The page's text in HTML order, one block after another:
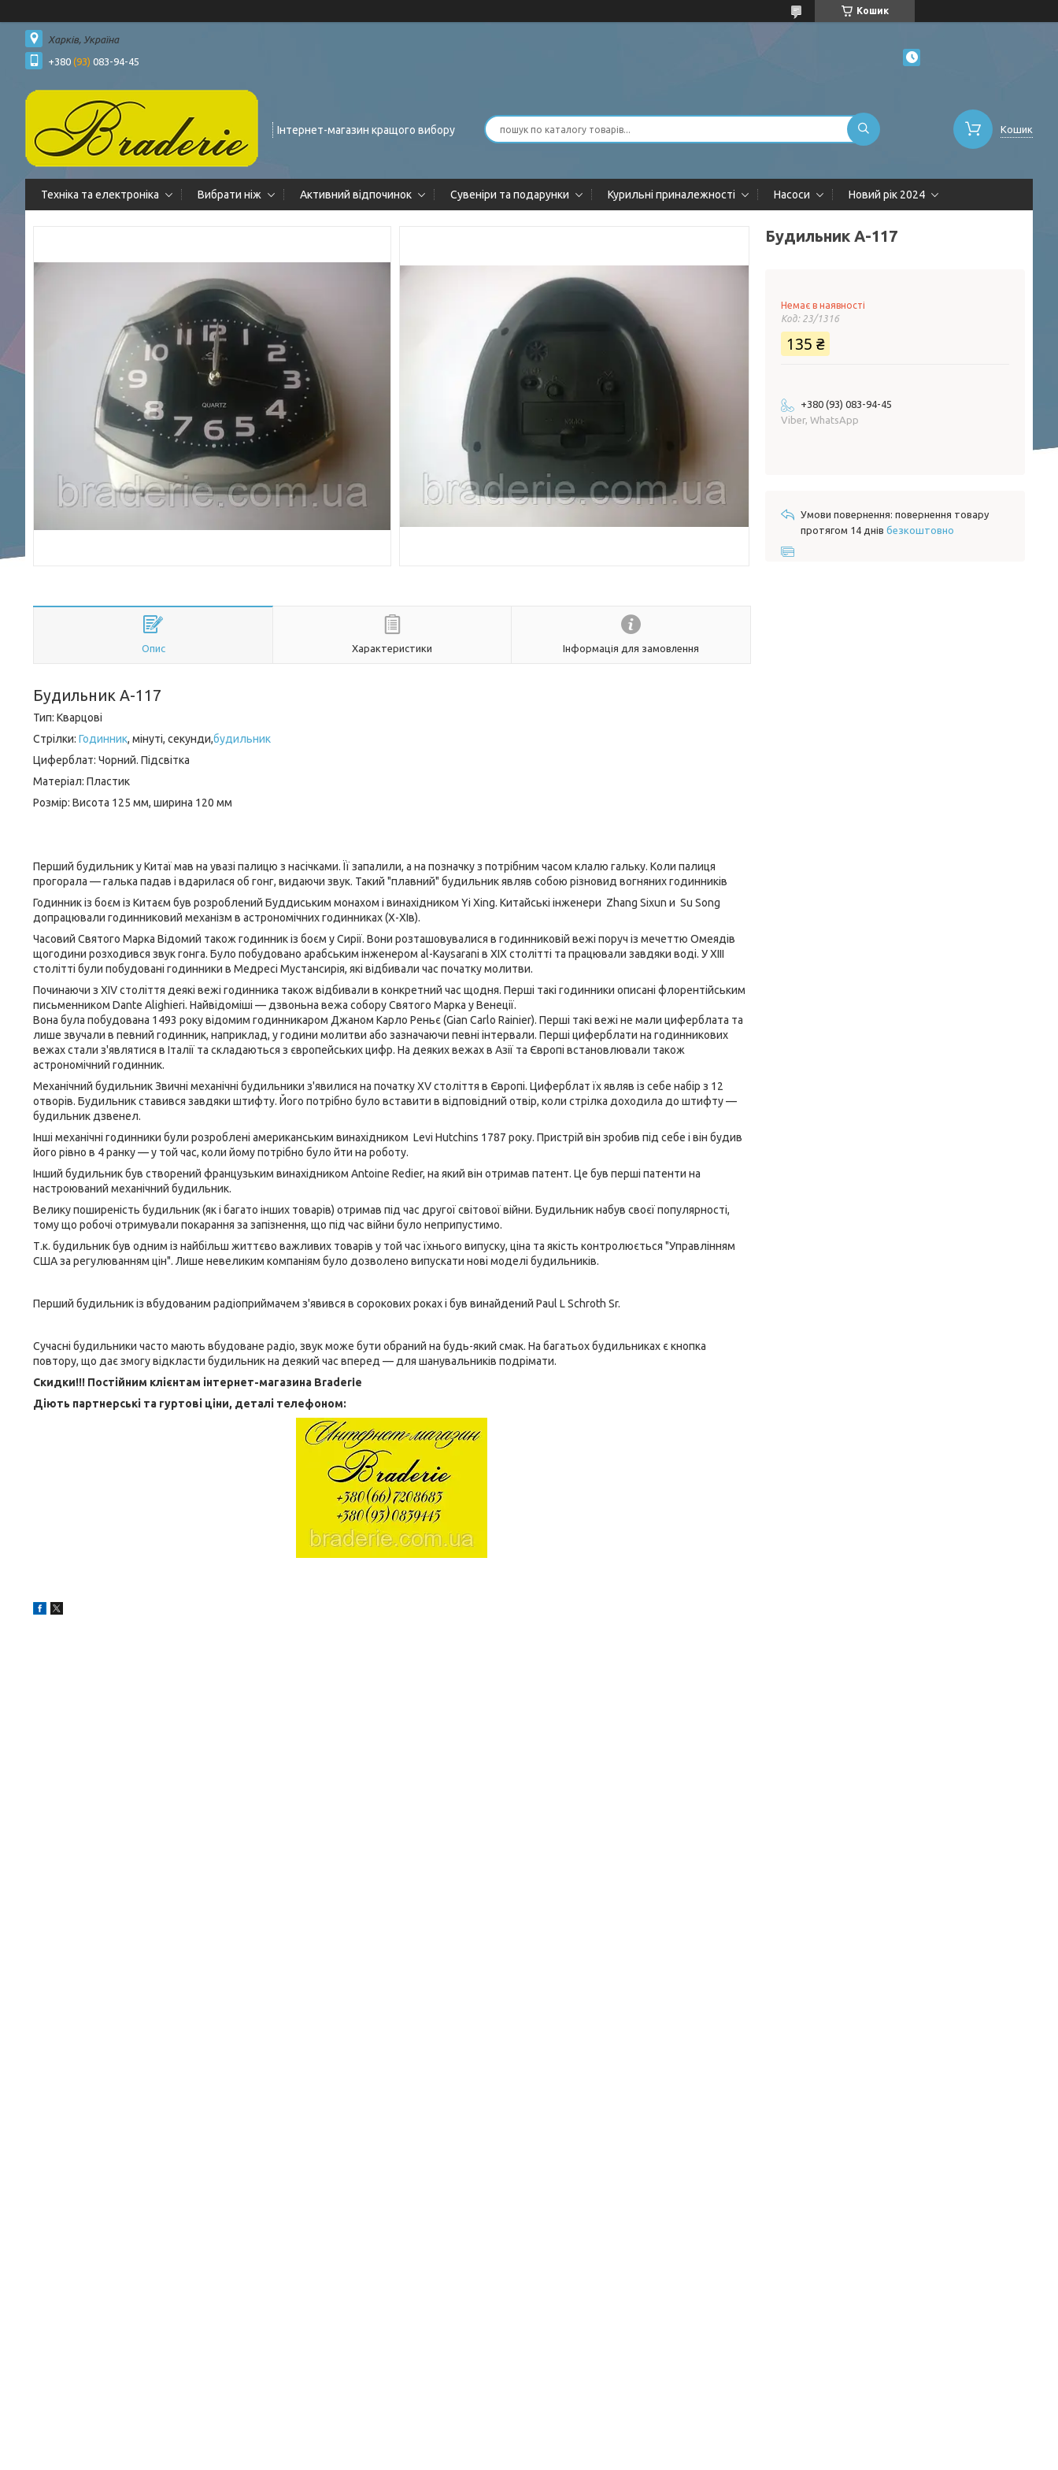
Кошик
Харків, Україна
+380 (93) 083-94-45
Інтернет-магазин кращого вибору Кошик
Техніка та електроніка Вибрати ніж Активний відпочинок Сувеніри та подарунки Курильні приналежності Насоси Новий рік 2024
Опис Характеристики Інформація для замовлення
Будильник A-117
Тип: Кварцові
Стрілки: Годинник, мінуті, секунди,будильник
Циферблат: Чорний. Підсвітка
Матеріал: Пластик
Розмір: Висота 125 мм, ширина 120 мм
Перший будильник у Китаї мав на увазі палицю з насічками. Її запалили, а на позначку з потрібним часом клалю гальку. Коли палиця
прогорала — галька падав і вдарилася об гонг, видаючи звук. Такий "плавний" будильник являв собою різновид вогняних годинників
Годинник із боєм із Китаєм був розроблений Буддиським монахом і винахідником Yi Xing. Китайські інженери Zhang Sixun и Su Song
допрацювали годинниковий механізм в астрономічних годинниках (X-XIв).
Часовий Cвятого Марка Відомий також годинник із боєм у Сирії. Вони розташовувалися в годинниковій вежі поруч із мечеттю Омеядів
щогодини розходився звук гонга. Було побудовано арабським інженером al-Kaysarani в XIX столітті та працювали завдяки воді. У XIII
столітті були побудовані годинники в Медресі Мустансирія, які відбивали час початку молитви.
Починаючи з XIV століття деякі вежі годинника також відбивали в конкретний час щодня. Перші такі годинники описані флорентійським
письменником Dante Alighieri. Найвідоміші — дзвоньна вежа собору Святого Марка у Венеції.
Вона була побудована 1493 року відомим годинникаром Джаном Карло Реньє (Gian Carlo Rainier). Перші такі вежі не мали циферблата та
лише звучали в певний годинник, наприклад, у години молитви або зазначаючи певні інтервали. Перші циферблати на годинникових
вежах стали з'являтися в Італії та складаються з європейських цифр. На деяких вежах в Азії та Європі встановлювали також
астрономічний годинник.
Механічний будильник Звичні механічні будильники з'явилися на початку XV століття в Європі. Циферблат їх являв із себе набір з 12
отворів. Будильник ставився завдяки штифту. Його потрібно було вставити в відповідний отвір, коли стрілка доходила до штифту —
будильник дзвенел.
Інші механічні годинники були розроблені американським винахідником Levi Hutchins 1787 року. Пристрій він зробив під себе і він будив
його рівно в 4 ранку — у той час, коли йому потрібно було йти на роботу.
Інший будильник був створений французьким винахідником Antoine Redier, на який він отримав патент. Це був перші патенти на
настроюваний механічний будильник.
Велику поширеність будильник (як і багато інших товарів) отримав під час другої світової війни. Будильник набув своєї популярності,
тому що робочі отримували покарання за запізнення, що під час війни було неприпустимо.
Т.к. будильник був одним із найбільш життєво важливих товарів у той час їхнього випуску, ціна та якість контролюється "Управлінням
США за регулюванням цін". Лише невеликим компаніям було дозволено випускати нові моделі будильників.
Перший будильник із вбудованим радіоприймачем з'явився в сорокових роках і був винайдений Paul L Schroth Sr.
Сучасні будильники часто мають вбудоване радіо, звук може бути обраний на будь-який смак. На багатьох будильниках є кнопка
повтору, що дає змогу відкласти будильник на деякий час вперед — для шанувальників подрімати.
Скидки!!! Постійним клієнтам інтернет-магазина Braderie
Діють партнерські та гуртові ціни, деталі телефоном:
Будильник A-117
Немає в наявності
Код: 23/1316
135 ₴
+380 (93) 083-94-45
Viber, WhatsApp
повернення товару
протягом 14 днів безкоштовно